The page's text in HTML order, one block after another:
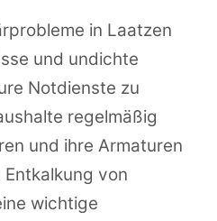
in Laatzen
und undichte
Notdienste zu
regelmäßig
und ihre Armaturen
von
wichtige